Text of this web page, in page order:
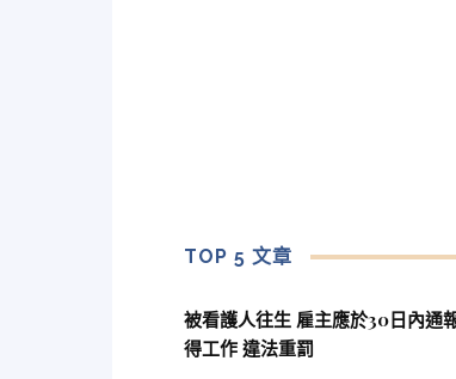
TOP 5 文章
被看護人往生 雇主應於30日內通
得工作 違法重罰